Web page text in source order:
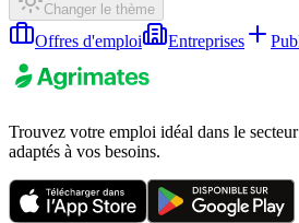
Changer le thème
Offres d'emploi Entreprises
Trouvez votre emploi idéal dans le
adaptés à vos besoins.